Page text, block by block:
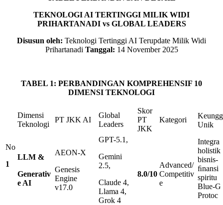
TEKNOLOGI AI TERTINGGI MILIK WIDI
PRIHARTANADI vs GLOBAL LEADERS
Disusun oleh: Teknologi Tertinggi AI Terupdate Milik Widi
Prihartanadi Tanggal: 14 November 2025
TABEL 1: PERBANDINGAN KOMPREHENSIF 10
DIMENSI TEKNOLOGI
No
1
Dimensi
Teknologi
PT JKK AI
Global
Leaders
Skor
PT
JKK
Kategori
Keungg
Unik
Integra
holistik
bisnis-
ﬁnansi
spiritu
Blue-G
Protoc
LLM &
Generativ
e AI
AEON-X
Genesis
Engine
v17.0
GPT-5.1,
Gemini
2.5,
Claude 4,
Llama 4,
Grok 4
8.0/10
Advanced/
Competitiv
e